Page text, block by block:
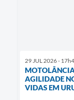
29 JUL 2026 -
AGILIDADE
VIDAS EM